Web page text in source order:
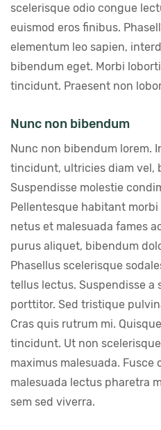
scelerisque odio congue
euismod eros finibus.
elementum leo sapien,
bibendum eget. Morbi
tincidunt. Praesent non
Nunc non bibendum
Nunc non bibendum lorem.
tincidunt, ultricies diam vel,
Suspendisse molestie
Pellentesque habitant
netus et malesuada fames
purus aliquet, bibendum
Phasellus scelerisque
tellus lectus. Suspendisse a
porttitor. Sed tristique
Cras quis rutrum mi.
tincidunt. Ut non
maximus malesuada. Fusce
malesuada lectus pharetra
sem sed viverra.